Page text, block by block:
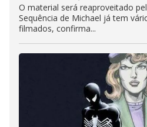
O material será reaproveitado
Sequência de Michael já tem
filmados, confirma...